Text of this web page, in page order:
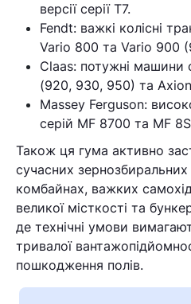
Помилка:Contact
знайдена.
Ваш номер
Оператор
версії серії T7.
Fendt: важкі колісні
Vario 800 та Vario 900
Claas: потужні машини
(920, 930, 950) та
Massey Ferguson:
серій MF 8700 та MF
Також ця гума активно
сучасних
комбайнах, важких
великої місткості та
де технічні умови
тривалої
пошкодження полів.